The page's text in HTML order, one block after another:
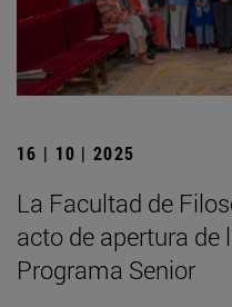
16 | 10 | 2025
La Facultad de
acto de apertura de
Programa Senior